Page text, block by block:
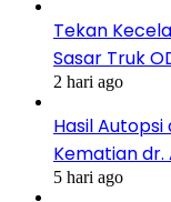
Tekan
Sasar Truk
2 hari ago
Hasil
Kematian dr.
5 hari ago